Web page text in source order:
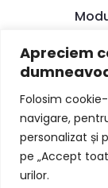
Apreciem
Folosim
navigare,
personalizat și
pe „Accept
urilor.